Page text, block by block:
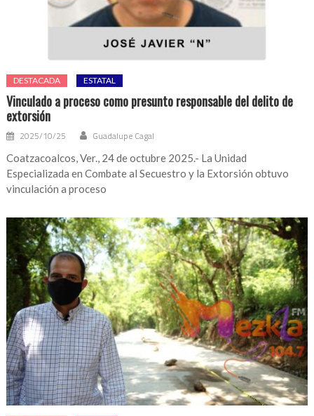
DESTACADA ESTATAL
Vinculado a proceso como presunto responsable del delito de
extorsión
2025/10/25 Guadalupe Cagal
Coatzacoalcos, Ver., 24 de octubre 2025.- La Unidad
Especializada en Combate al Secuestro y la Extorsión obtuvo
vinculación a proceso